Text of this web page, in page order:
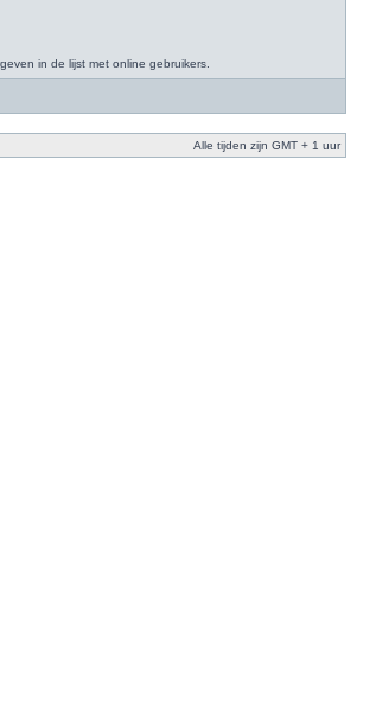
in de lijst met online gebruikers.
Alle tijden zijn GMT + 1 uur